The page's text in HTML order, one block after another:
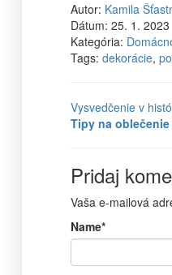
Autor: Kamila
Dátum: 25. 1. 2023
Kategória:
Tags: dekorácie,
Vysvedčenie v
Tipy na
Pridaj
Vaša e-mailová
Name*